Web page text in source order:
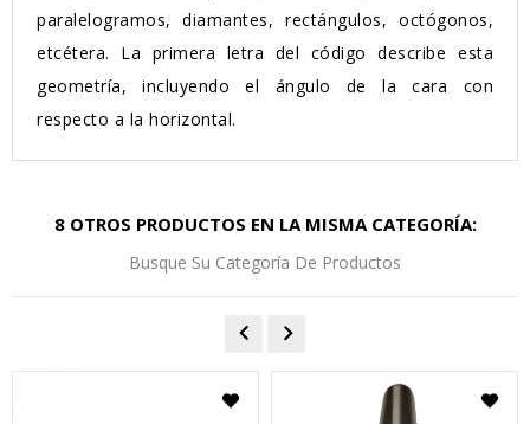
paralelogramos, diamantes, rectángulos, octógonos,
etcétera. La primera letra del código describe esta
geometría, incluyendo el ángulo de la cara con
respecto a la horizontal.
8 OTROS PRODUCTOS EN LA MISMA CATEGORÍA:
Busque Su Categoría De Productos